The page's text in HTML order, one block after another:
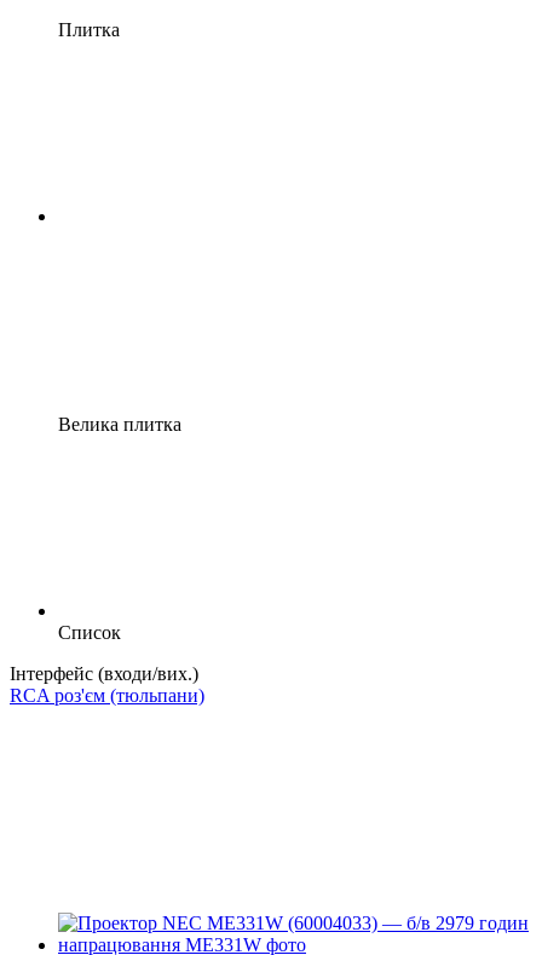
Плитка
Велика плитка
Список
Інтерфейс (входи/вих.)
RCA роз'єм (тюльпани)